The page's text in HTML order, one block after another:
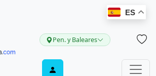
ES
Pen. y Baleares